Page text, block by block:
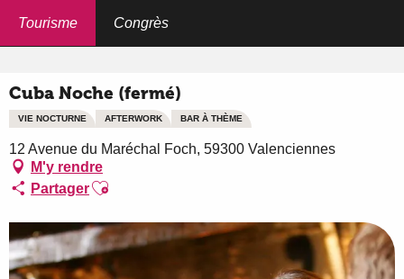
Tourisme Congrès
Cuba Noche (fermé)
VIE NOCTURNE AFTERWORK BAR À THÈME
12 Avenue du Maréchal Foch, 59300 Valenciennes
M'y rendre
PartagerAjouter aux favoris